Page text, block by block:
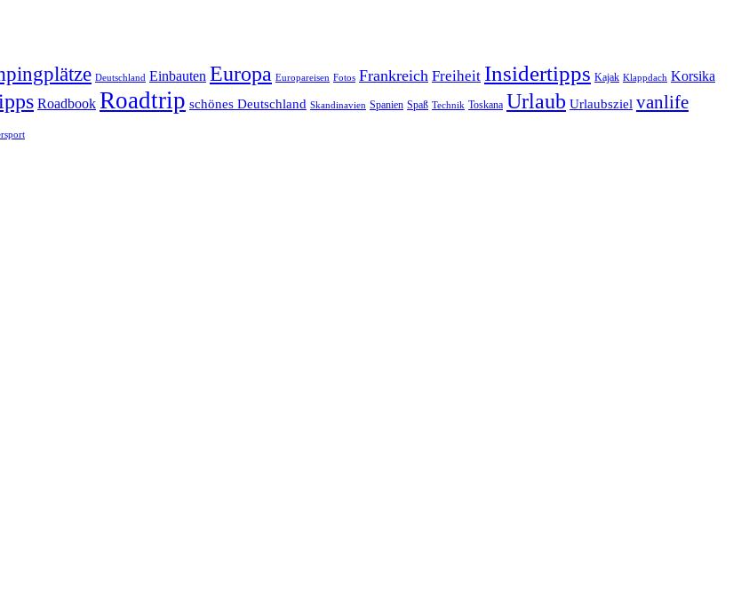
Deutschland Einbauten Europa Europareisen Fotos Frankreich Freiheit Insidertipps Kajak Klappdach Korsika
Roadbook Roadtrip schönes Deutschland Skandinavien Spanien Spaß Technik Toskana Urlaub Urlaubsziel vanlife